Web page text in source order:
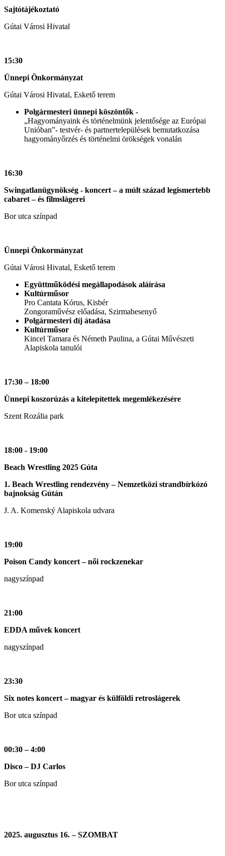
Sajtótájékoztató
Gútai Városi Hivatal
15:30
Ünnepi Önkormányzat
Gútai Városi Hivatal, Eskető terem
Polgármesteri ünnepi köszöntők -
„Hagyományaink és történelmünk jelentősége az Európai
Unióban”- testvér- és partnertelepülések bemutatkozása
hagyományőrzés és történelmi örökségek vonalán
16:30
Swingatlanügynökség - koncert – a múlt század legismertebb
cabaret – és filmslágerei
Bor utca színpad
Ünnepi Önkormányzat
Gútai Városi Hivatal, Eskető terem
Együttműködési megállapodások aláírása
Kultúrműsor
Pro Cantata Kórus, Kisbér
Zongoraművész előadása, Szirmabesenyő
Polgármesteri díj átadása
Kultúrműsor
Kincel Tamara és Németh Paulina, a Gútai Művészeti
Alapiskola tanulói
17:30 – 18:00
Ünnepi koszorúzás a kitelepítettek megemlékezésére
Szent Rozália park
18:00 - 19:00
Beach Wrestling 2025 Gúta
1. Beach Wrestling rendezvény – Nemzetközi strandbírkózó
bajnokság Gútán
J. A. Komenský Alapiskola udvara
19:00
Poison Candy koncert – női rockzenekar
nagyszínpad
21:00
EDDA művek koncert
nagyszínpad
23:30
Six notes koncert – magyar és külföldi retroslágerek
Bor utca színpad
00:30 – 4:00
Disco – DJ Carlos
Bor utca színpad
2025. augusztus 16. – SZOMBAT